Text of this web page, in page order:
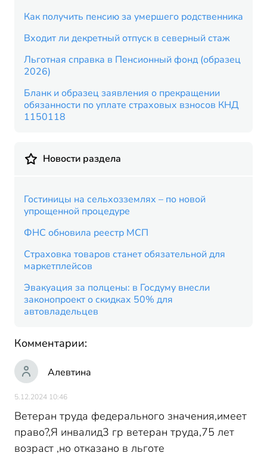
Как получить пенсию за умершего родственника
Входит ли декретный отпуск в северный стаж
Льготная справка в Пенсионный фонд (образец
2026)
Бланк и образец заявления о прекращении
обязанности по уплате страховых взносов КНД
1150118
Новости раздела
Гостиницы на сельхозземлях – по новой
упрощенной процедуре
ФНС обновила реестр МСП
Страховка товаров станет обязательной для
маркетплейсов
Эвакуация за полцены: в Госдуму внесли
законопроект о скидках 50% для
автовладельцев
Комментарии:
Алевтина
5.12.2024 10:46
Ветеран труда федерального значения,имеет
право?,Я инвалид3 гр ветеран труда,75 лет
возраст ,но отказано в льготе